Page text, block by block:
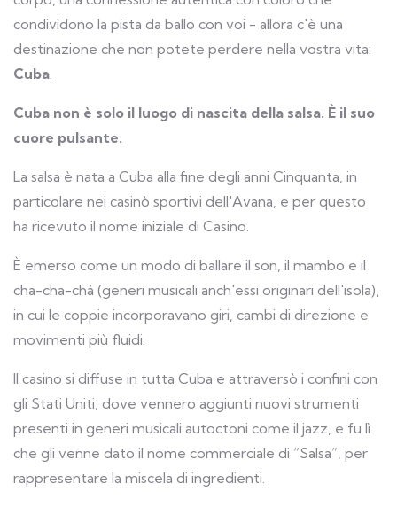
condividono la pista da ballo con voi - allora c'è una
destinazione che non potete perdere nella vostra vita:
Cuba.
Cuba non è solo il luogo di nascita della salsa. È il suo
cuore pulsante.
La salsa è nata a Cuba alla fine degli anni Cinquanta, in
particolare nei casinò sportivi dell'Avana, e per questo
ha ricevuto il nome iniziale di Casino.
È emerso come un modo di ballare il son, il mambo e il
cha-cha-chá (generi musicali anch'essi originari dell'isola),
in cui le coppie incorporavano giri, cambi di direzione e
movimenti più fluidi.
Il casino si diffuse in tutta Cuba e attraversò i confini con
gli Stati Uniti, dove vennero aggiunti nuovi strumenti
presenti in generi musicali autoctoni come il jazz, e fu lì
che gli venne dato il nome commerciale di “Salsa”, per
rappresentare la miscela di ingredienti.